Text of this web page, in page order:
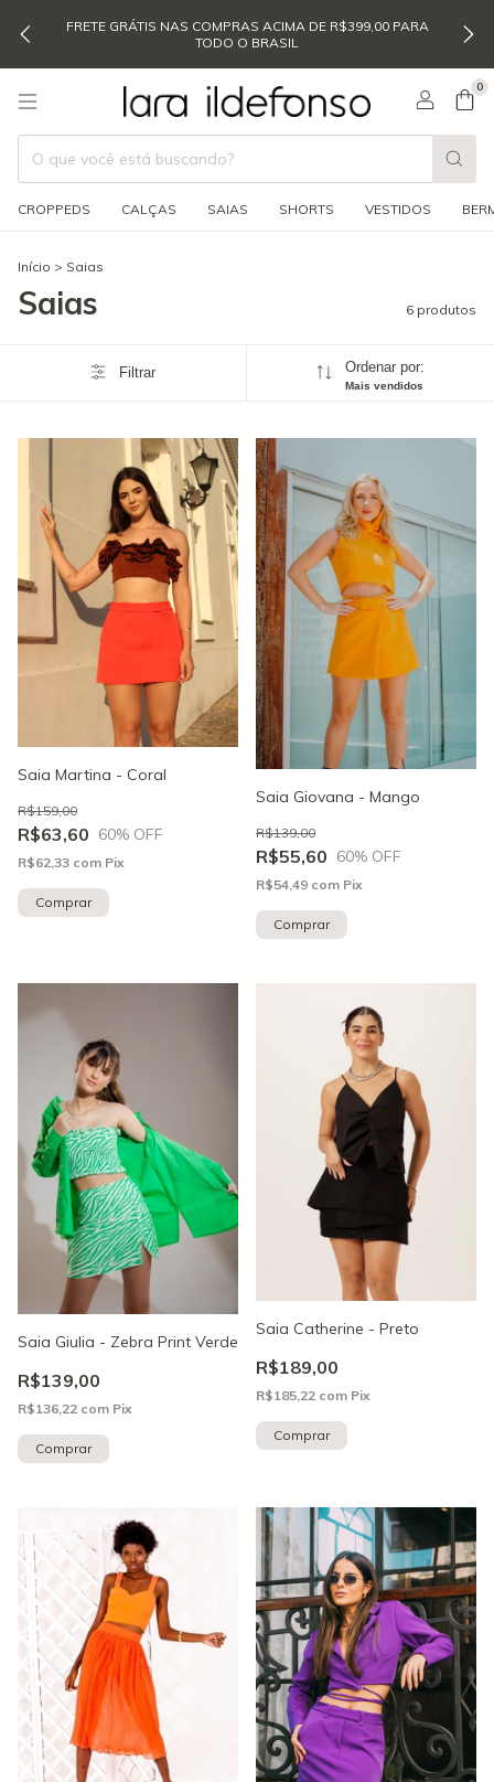
FRETE GRÁTIS NAS COMPRAS ACIMA DE R$399,00 PARA
TODO O BRASIL
0
CROPPEDS CALÇAS SAIAS SHORTS VESTIDOS
Início > Saias
Saias 6 produtos
Filtrar Ordenar por:
Mais vendidos
Saia Martina - Coral
R$63,60
R$159,00
60% OFF
R$62,33 com Pix
Comprar
Saia Giovana - Mango
R$55,60
R$139,00
60% OFF
R$54,49 com Pix
Comprar
Saia Giulia - Zebra Print Verde
R$139,00
R$136,22 com Pix
Comprar
Saia Catherine - Preto
R$189,00
R$185,22 com Pix
Comprar